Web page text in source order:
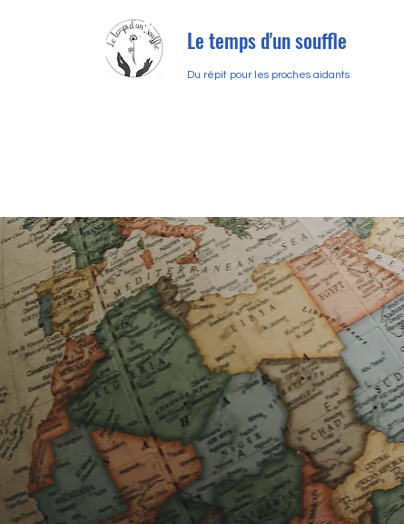
Le temps d'un souffle
Du répit pour les proches aidants